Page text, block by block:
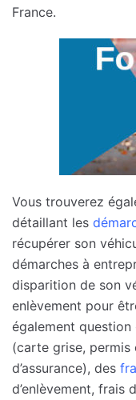
France.
Vous trouverez
détaillant les
récupérer son
démarches à
disparition de son
enlèvement pour
également
(carte grise,
d’assurance), des
d’enlèvement, frais